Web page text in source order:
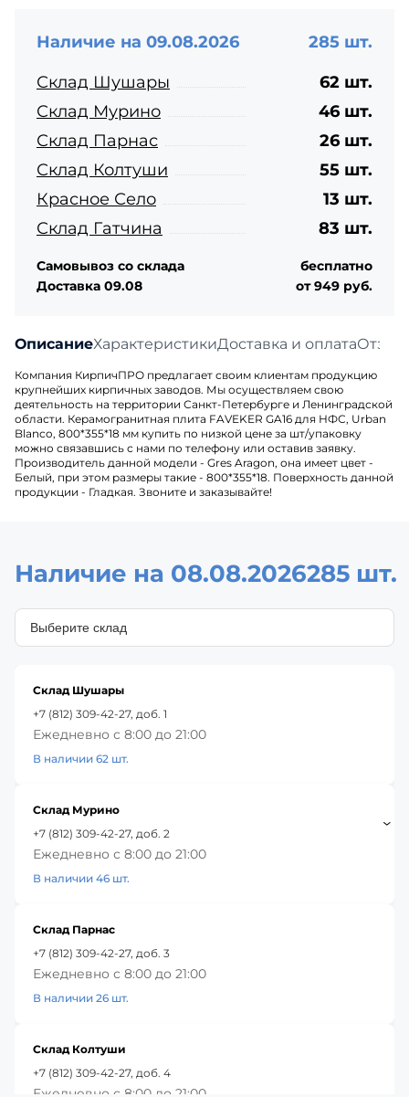
ОписаниеХарактеристикиДоставка и оплата
Компания КирпичПРО предлагает своим клиентам продукцию
крупнейших кирпичных заводов. Мы осуществляем свою
деятельность на территории Санкт-Петербурге и Ленинградской
области. Керамогранитная плита FAVEKER GA16 для НФС, Urban
Blanco, 800*355*18 мм купить по низкой цене за шт/упаковку
можно связавшись с нами по телефону или оставив заявку.
Производитель данной модели - Gres Aragon, она имеет цвет -
Белый, при этом размеры такие - 800*355*18. Поверхность данной
продукции - Гладкая. Звоните и заказывайте!
Наличие на 09.08.2026
285 шт.
Склад Шушары
62 шт.
Склад Мурино
46 шт.
Склад Парнас
26 шт.
Склад Колтуши
55 шт.
Красное Село
13 шт.
Склад Гатчина
83 шт.
Самовывоз со склада
бесплатно
Доставка 09.08
от 949 руб.
Наличие на 08.08.2026285 шт.
Склад Шушары
+7 (812) 309-42-27, доб. 1
Ежедневно с 8:00 до 21:00
В наличии 62 шт.
Склад Мурино
+7 (812) 309-42-27, доб. 2
Ежедневно с 8:00 до 21:00
В наличии 46 шт.
Склад Парнас
+7 (812) 309-42-27, доб. 3
Ежедневно с 8:00 до 21:00
В наличии 26 шт.
Склад Колтуши
+7 (812) 309-42-27, доб. 4
Ежедневно с 8:00 до 21:00